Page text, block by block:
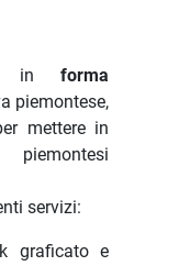
in forma
piemontese,
mettere in
servizi:
graficato e